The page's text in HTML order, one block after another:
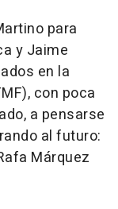
para
y Jaime
en la
con poca
a pensarse
al futuro:
Márquez